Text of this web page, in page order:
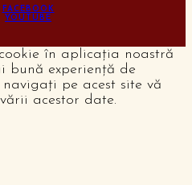
FACEBOOK
YOUTUBE
în aplicația noastră
bună experiență de
pe acest site vă
acestor date.